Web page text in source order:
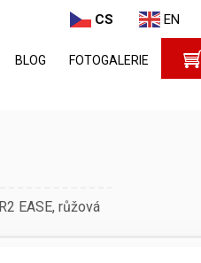
CS EN
BLOG FOTOGALERIE
EASE, růžová